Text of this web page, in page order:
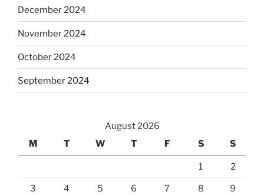
December 2024
November 2024
October 2024
September 2024
August 2026
M
T W T F S S
1 2
3 4 5 6 7 8 9